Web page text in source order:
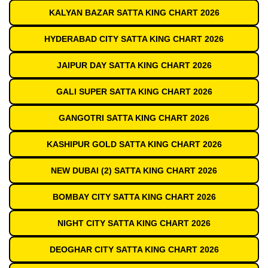
KALYAN BAZAR SATTA KING CHART 2026
HYDERABAD CITY SATTA KING CHART 2026
JAIPUR DAY SATTA KING CHART 2026
GALI SUPER SATTA KING CHART 2026
GANGOTRI SATTA KING CHART 2026
KASHIPUR GOLD SATTA KING CHART 2026
NEW DUBAI (2) SATTA KING CHART 2026
BOMBAY CITY SATTA KING CHART 2026
NIGHT CITY SATTA KING CHART 2026
DEOGHAR CITY SATTA KING CHART 2026